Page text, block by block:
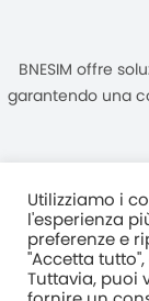
BNESIM offre
garantendo una
Unità C, 8/F,
Utilizziamo i
l'esperienza
preferenze e
"Accetta
Tuttavia, puoi